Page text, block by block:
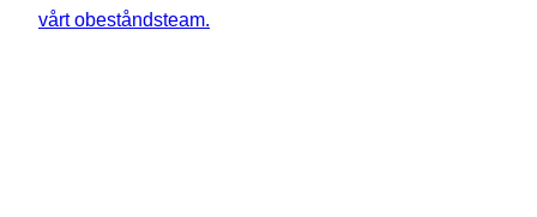
vårt obeståndsteam.